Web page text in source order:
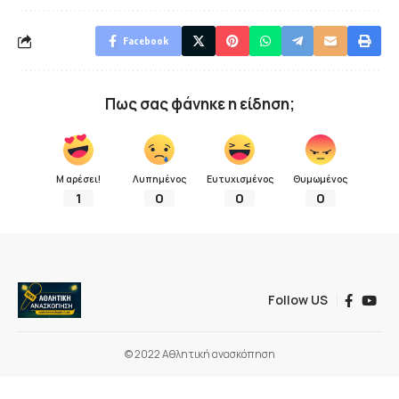
Facebook
Πως σας φάνηκε η είδηση;
Μ αρέσει!
1
Λυπημένος
0
Ευτυχισμένος
0
Θυμωμένος
0
Follow US
© 2022 Αθλητική ανασκόπηση